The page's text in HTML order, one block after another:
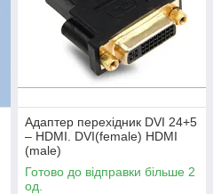
Адаптер перехідник DVI 24+5
– HDMI. DVI(female) HDMI
(male)
Готово до відправки більше 2
од.